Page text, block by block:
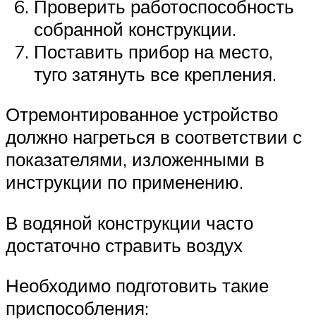
Проверить работоспособность
собранной конструкции.
Поставить прибор на место,
туго затянуть все крепления.
Отремонтированное устройство
должно нагреться в соответствии с
показателями, изложенными в
инструкции по применению.
В водяной конструкции часто
достаточно стравить воздух
Необходимо подготовить такие
приспособления: